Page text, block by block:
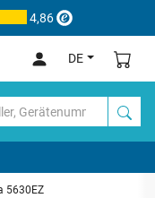
4,86
DE
5630EZ